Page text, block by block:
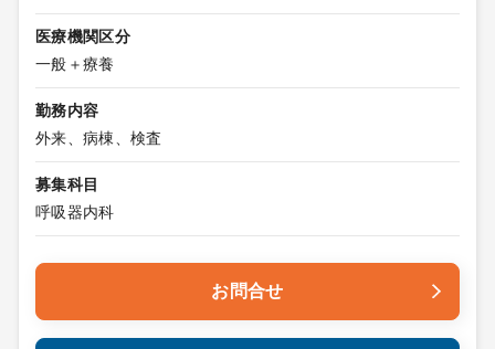
医療機関区分
一般＋療養
勤務内容
外来、病棟、検査
募集科目
呼吸器内科
お問合せ